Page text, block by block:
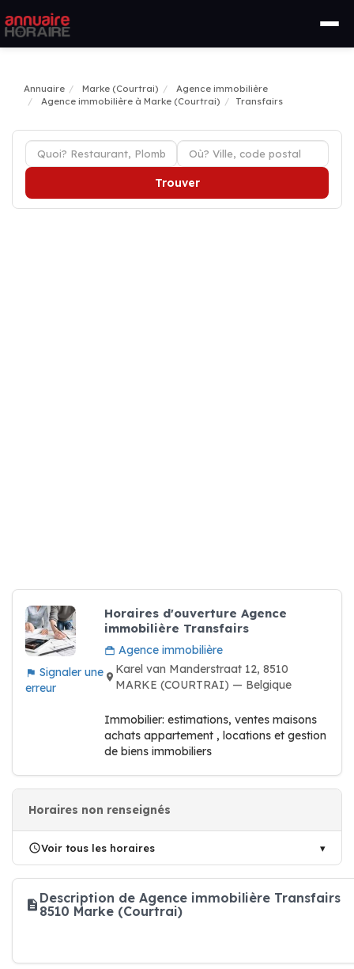
Annuaire Marke (Courtrai)
Agence immobilière
Agence immobilière à Marke (Courtrai)
Transfairs
Trouver
Signaler une
erreur
Horaires d'ouverture Agence
immobilière Transfairs
Agence immobilière
Karel van Manderstraat 12, 8510
MARKE (COURTRAI) — Belgique
Immobilier: estimations, ventes maisons
achats appartement , locations et gestion
de biens immobiliers
Horaires non renseignés
Voir tous les horaires
Description de Agence immobilière Transfairs
8510 Marke (Courtrai)